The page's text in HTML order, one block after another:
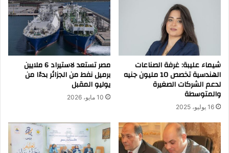
شيماء عليبة: غرفة الصناعات
الهندسية تخصص 10 مليون جنيه
لدعم الشركات الصغيرة
والمتوسطة
16 يوليو، 2025
مصر تستعد لاستيراد 6 ملايين
برميل نفط من الجزائر بدءًا من
يوليو المقبل
10 مايو، 2026